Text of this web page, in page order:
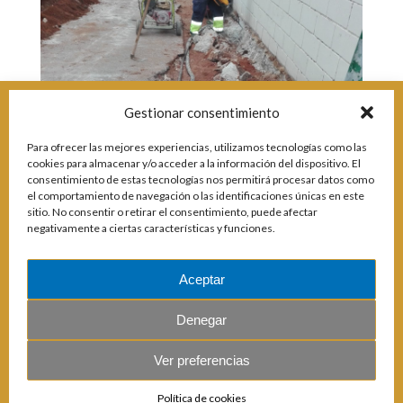
Gestionar consentimiento
Para ofrecer las mejores experiencias, utilizamos tecnologías como las
cookies para almacenar y/o acceder a la información del dispositivo. El
consentimiento de estas tecnologías nos permitirá procesar datos como
el comportamiento de navegación o las identificaciones únicas en este
sitio. No consentir o retirar el consentimiento, puede afectar
negativamente a ciertas características y funciones.
Aceptar
Denegar
Ver preferencias
Política de cookies
Incidencias
Incidencias
App Gecor
OCIO Y CURIOSIDADES DE SITIO DE CALAHONDA
Historia de Sitio de Calahonda
Club de Golf La Siesta
Centros Comerciales
La Iglesia de San Miguel
La Ermita de Calahonda
Parque España
Parque Calahonda
Ruta de árboles singulares
Parque Canino
Galería Fotográfica
Calahonda de noche
Centros comerciales
Iglesia de San Miguel
La Ermita de Calahonda
Vivero de Calahonda
Revistas
Buscar:
Calle Monte Paraíso, 6, 29649 Mijas Costa.